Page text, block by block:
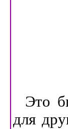
Это
для